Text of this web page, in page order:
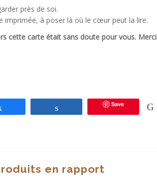
près de soi.
imprimée, à poser là où le cœur peut la lire.
cette carte était sans doute pour vous. Merci
Save
en rapport